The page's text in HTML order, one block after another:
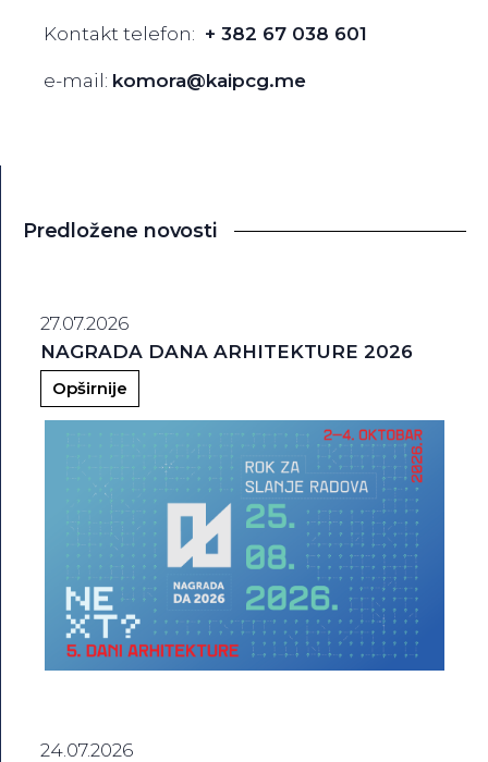
Predložene novosti
27.07.2026
NAGRADA DANA ARHITEKTURE 2026
Opširnije
24.07.2026
Kontakt telefon: + 382 67 038 601
e-mail: komora@kaipcg.me